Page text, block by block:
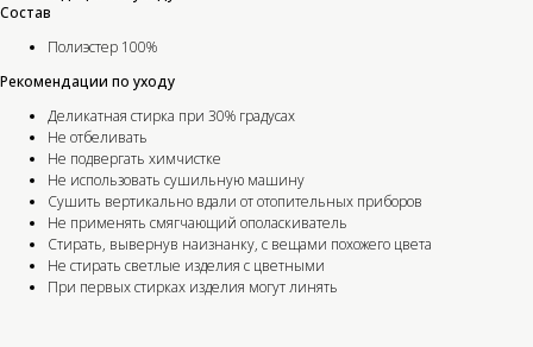
Состав
Полиэстер 100%
Рекомендации по уходу
Деликатная стирка при 30% градусах
Не отбеливать
Не подвергать химчистке
Не использовать сушильную машину
Сушить вертикально вдали от отопительных приборов
Не применять смягчающий ополаскиватель
Стирать, вывернув наизнанку, с вещами похожего цвета
Не стирать светлые изделия с цветными
При первых стирках изделия могут линять